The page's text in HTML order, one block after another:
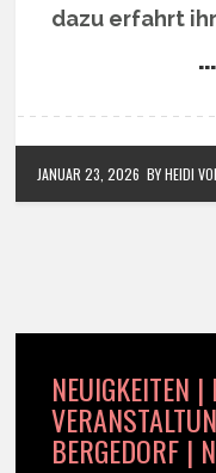
dazu erfahrt
JANUAR 23, 2026 BY HEIDI
NEUIGKEITEN
BERGEDORF |